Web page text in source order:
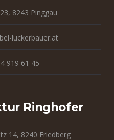
8243 Pinggau
luckerbauer.at
919 61 45
Ringhofer
14, 8240 Friedberg